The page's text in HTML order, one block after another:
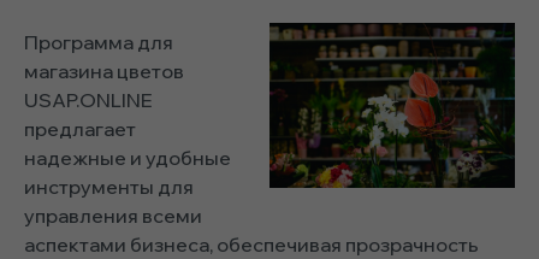
Программа для
магазина цветов
USAP.ONLINE
предлагает
надежные и удобные
инструменты для
управления всеми
аспектами бизнеса, обеспечивая прозрачность